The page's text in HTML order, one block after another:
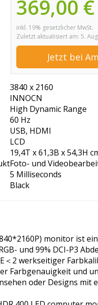
369,00 €
inkl. 19% gesetzlicher MwSt.
Zuletzt aktualisiert am: 5.
Jetzt bei
3840 x 2160
INNOCN
High Dynamic Range
60 Hz
USB, HDMI
LCD
19,4T x 61,3B x 54,3H
Foto- und
5 Milliseconds
Black
monitor ist
und 99% DCI-P3
＜2 werkseitiger
Farbgenauigkeit und
oder Designs mit